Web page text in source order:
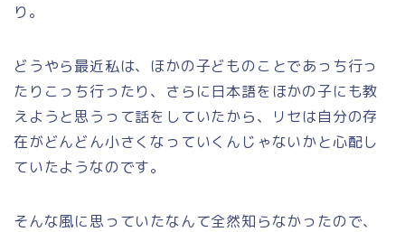
り。
どうやら最近私は、ほかの子どものことであっち行っ
たりこっち行ったり、さらに日本語をほかの子にも教
えようと思うって話をしていたから、リセは自分の存
在がどんどん小さくなっていくんじゃないかと心配し
ていたようなのです。
そんな風に思っていたなんて全然知らなかったので、